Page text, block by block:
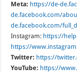
Meta: https://de-
de.facebook.com/
de.facebook.com/
Instagram: https://
https://
Twitter: https://
YouTube: https://